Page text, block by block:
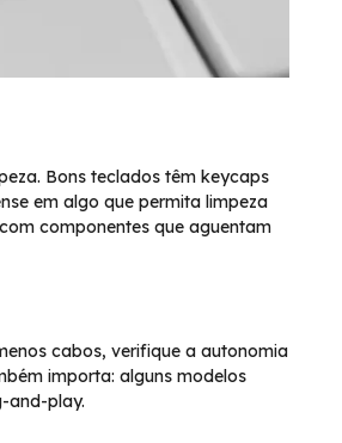
Bons teclados têm keycaps
em algo que permita limpeza
componentes que aguentam
cabos, verifique a autonomia
importa: alguns modelos
and-play.